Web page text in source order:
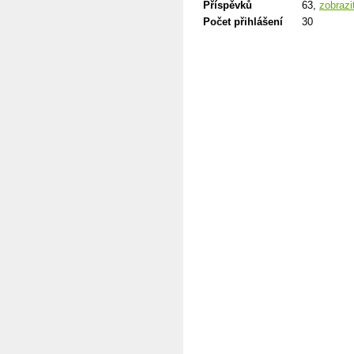
Příspěvků 63,
Počet přihlášení
30